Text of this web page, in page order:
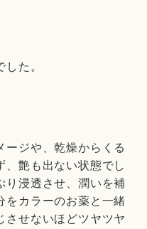
た。
ージや、乾燥からくる
艶も出ない状態でし
り浸透させ、潤いを補
をカラーのお薬と一緒
させないほどツヤツヤ